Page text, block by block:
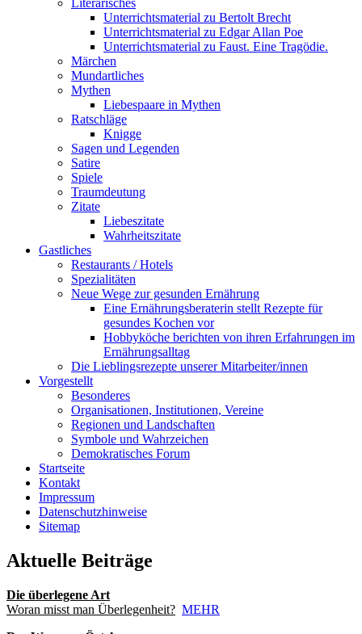
Unterrichtsmaterial zu Bertolt Brecht
Unterrichtsmaterial zu Edgar Allan Poe
Unterrichtsmaterial zu Faust. Eine Tragödie.
Märchen
Mundartliches
Mythen
Liebespaare in Mythen
Ratschläge
Knigge
Sagen und Legenden
Satire
Spiele
Traumdeutung
Zitate
Liebeszitate
Wahrheitszitate
Gastliches
Restaurants / Hotels
Spezialitäten
Neue Wege zur gesunden Ernährung
Eine Ernährungsberaterin stellt Rezepte für
gesundes Kochen vor
Hobbyköche berichten von ihren Erfahrungen im
Ernährungsalltag
Die Lieblingsrezepte unserer Mitarbeiter/innen
Vorgestellt
Besonderes
Organisationen, Institutionen, Vereine
Regionen und Landschaften
Symbole und Wahrzeichen
Demokratisches Forum
Startseite
Kontakt
Impressum
Datenschutzhinweise
Sitemap
Aktuelle Beiträge
Die überlegene Art
Woran misst man Überlegenheit? MEHR